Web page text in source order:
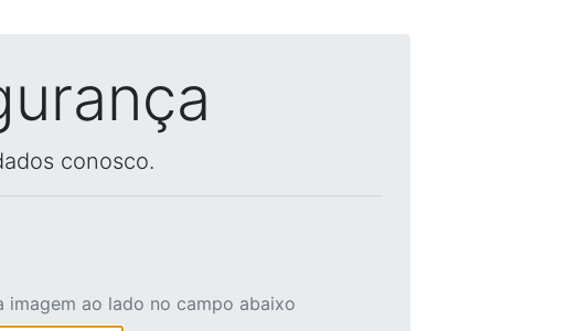
conosco.
imagem ao lado no campo abaixo